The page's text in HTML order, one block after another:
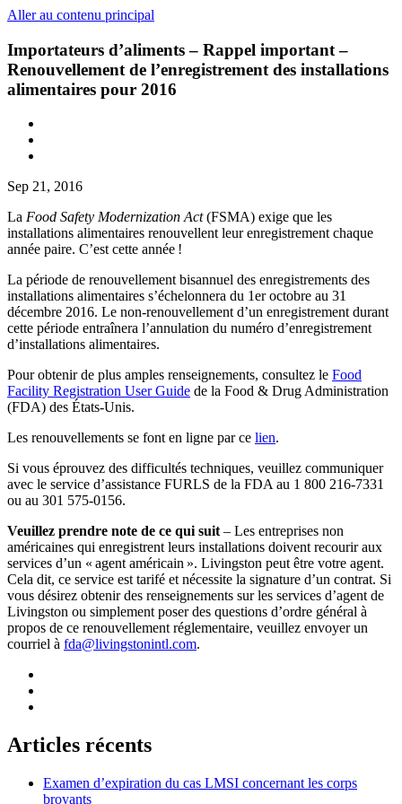
Aller au contenu principal
Importateurs d’aliments – Rappel important –
Renouvellement de l’enregistrement des installations
alimentaires pour 2016
Sep 21, 2016
La Food Safety Modernization Act(FSMA) exige que les
installations alimentaires renouvellent leur enregistrement chaque
année paire. C’est cette année !
La période de renouvellement bisannuel des enregistrements des
installations alimentaires s’échelonnera du 1er octobre au 31
décembre 2016. Le non-renouvellement d’un enregistrement durant
cette période entraînera l’annulation du numéro d’enregistrement
d’installations alimentaires.
Pour obtenir de plus amples renseignements, consultez le Food
Facility Registration User Guide de la Food & Drug Administration
(FDA) des États-Unis.
Les renouvellements se font en ligne par ce lien.
Si vous éprouvez des difficultés techniques, veuillez communiquer
avec le service d’assistance FURLS de la FDA au 1 800 216-7331
ou au 301 575-0156.
Veuillez prendre note de ce qui suit– Les entreprises non
américaines qui enregistrent leurs installations doivent recourir aux
services d’un « agent américain ». Livingston peut être votre agent.
Cela dit, ce service est tarifé et nécessite la signature d’un contrat. Si
vous désirez obtenir des renseignements sur les services d’agent de
Livingston ou simplement poser des questions d’ordre général à
propos de ce renouvellement réglementaire, veuillez envoyer un
courriel à fda@livingstonintl.com.
Articles récents
Examen d’expiration du cas LMSI concernant les corps
broyants